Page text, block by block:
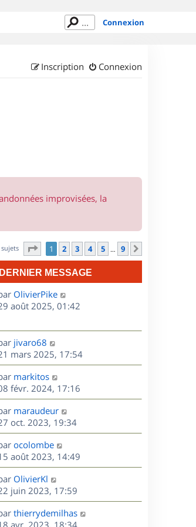
Connexion
Connexion
Inscription
improvisées, la
sujets Page sur9
1 2 3 4 5 … 9
DERNIER MESSAGE
OlivierPike
août 2025, 01:42
s
jivaro68
mars 2025, 17:54
markitos
févr. 2024, 17:16
maraudeur
oct. 2023, 19:34
ocolombe
août 2023, 14:49
OlivierKl
juin 2023, 17:59
thierrydemilhas
avr. 2023, 18:34